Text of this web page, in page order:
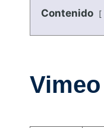
Contenido